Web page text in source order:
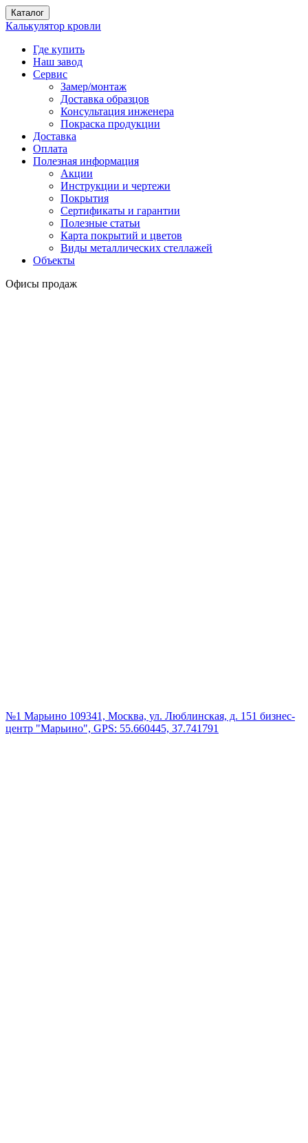
Каталог
Калькулятор кровли
Где купить
Наш завод
Сервис
Замер/монтаж
Доставка образцов
Консультация инженера
Покраска продукции
Доставка
Оплата
Полезная информация
Акции
Инструкции и чертежи
Покрытия
Сертификаты и гарантии
Полезные статьи
Карта покрытий и цветов
Виды металлических стеллажей
Объекты
Офисы продаж
№1 Марьино 109341, Москва, ул. Люблинская, д. 151 бизнес-
центр "Марьино", GPS: 55.660445, 37.741791